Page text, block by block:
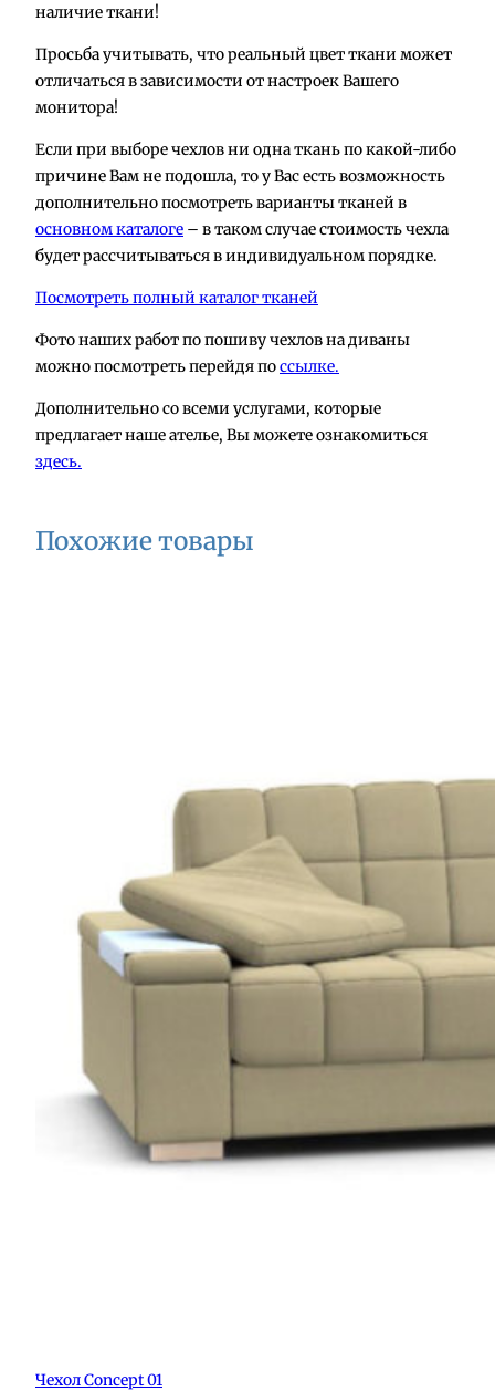
наличие ткани!
Просьба учитывать, что реальный цвет ткани может
отличаться в зависимости от настроек Вашего
монитора!
Если при выборе чехлов ни одна ткань по какой-либо
причине Вам не подошла, то у Вас есть возможность
дополнительно посмотреть варианты тканей в
основном каталоге – в таком случае стоимость чехла
будет рассчитываться в индивидуальном порядке.
Посмотреть полный каталог тканей
Фото наших работ по пошиву чехлов на диваны
можно посмотреть перейдя поссылке.
Дополнительно со всеми услугами, которые
предлагает наше ателье, Вы можете ознакомиться
здесь.
Похожие товары
Чехол Concept 01